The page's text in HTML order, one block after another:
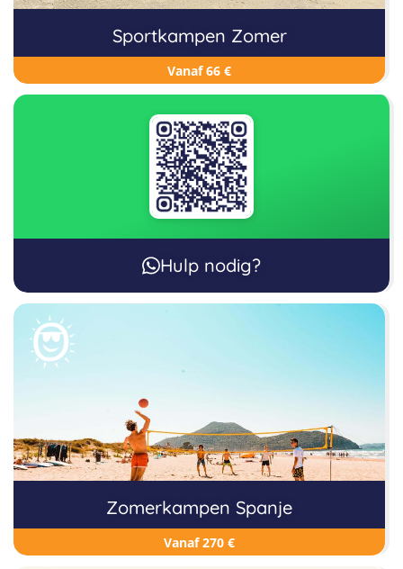
Sportkampen Zomer
Vanaf 66 €
Hulp nodig?
Zomerkampen Spanje
Vanaf 270 €